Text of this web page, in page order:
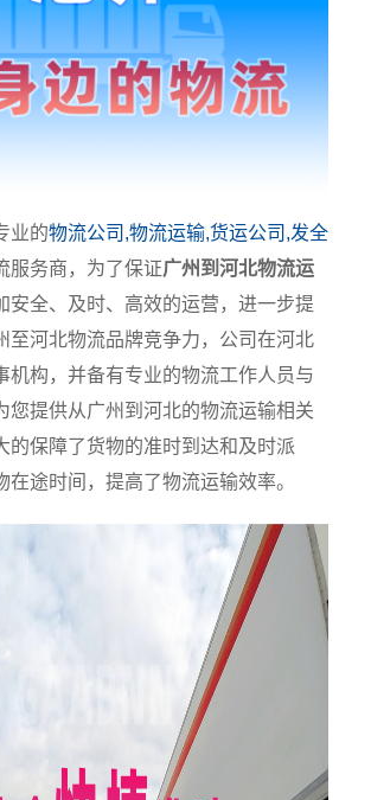
业的物流公司,物流运输,货运公司,发全
服务商，为了保证广州到河北物流运
安全、及时、高效的运营，进一步提
至河北物流品牌竞争力，公司在河北
机构，并备有专业的物流工作人员与
您提供从广州到河北的物流运输相关
的保障了货物的准时到达和及时派
在途时间，提高了物流运输效率。